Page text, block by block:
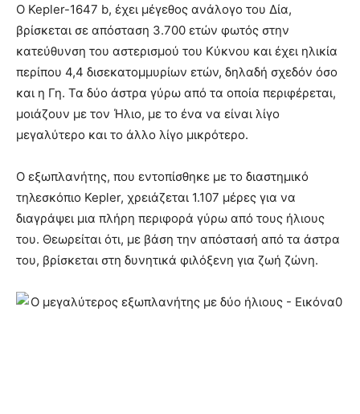
Ο Kepler-1647 b, έχει μέγεθος ανάλογο του Δία,
βρίσκεται σε απόσταση 3.700 ετών φωτός στην
κατεύθυνση του αστερισμού του Κύκνου και έχει ηλικία
περίπου 4,4 δισεκατομμυρίων ετών, δηλαδή σχεδόν όσο
και η Γη. Τα δύο άστρα γύρω από τα οποία περιφέρεται,
μοιάζουν με τον Ήλιο, με το ένα να είναι λίγο
μεγαλύτερο και το άλλο λίγο μικρότερο.
Ο εξωπλανήτης, που εντοπίσθηκε με το διαστημικό
τηλεσκόπιο Kepler, χρειάζεται 1.107 μέρες για να
διαγράψει μια πλήρη περιφορά γύρω από τους ήλιους
του. Θεωρείται ότι, με βάση την απόστασή από τα άστρα
του, βρίσκεται στη δυνητικά φιλόξενη για ζωή ζώνη.